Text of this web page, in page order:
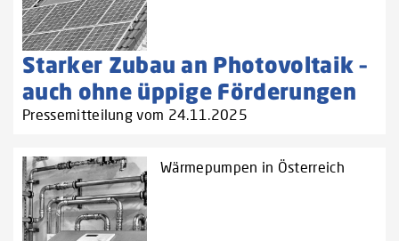
Starker Zubau an Photovoltaik –
auch ohne üppige Förderungen
Pressemitteilung vom 24.11.2025
Wärmepumpen in Österreich